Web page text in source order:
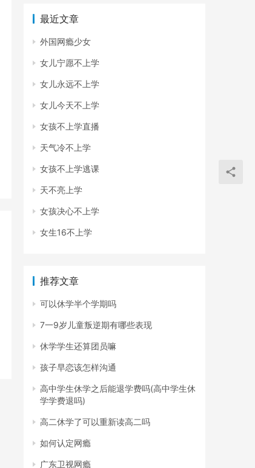
最近文章
外国网瘾少女
女儿宁愿不上学
女儿永远不上学
女儿今天不上学
女孩不上学直播
天气冷不上学
女孩不上学逃课
天不亮上学
女孩决心不上学
女生16不上学
推荐文章
可以休学半个学期吗
7一9岁儿童叛逆期有哪些表现
休学学生还算团员嘛
孩子早恋该怎样沟通
高中学生休学之后能退学费吗(高中学生休
学学费退吗)
高二休学了可以重新读高二吗
如何认定网瘾
广东卫视网瘾